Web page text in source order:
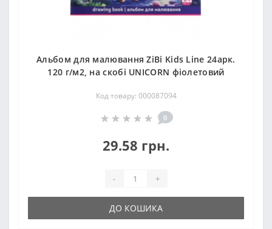
Альбом для малювання ZiBi Kids Line 24арк.
120 г/м2, на скобі UNICORN фіолетовий
Код товару: 000087094
0
29.58 грн.
- +
ДО КОШИКА